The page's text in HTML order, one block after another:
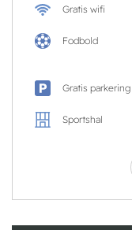
Gratis wifi
Fodbold
Gratis parkering
Sportshal